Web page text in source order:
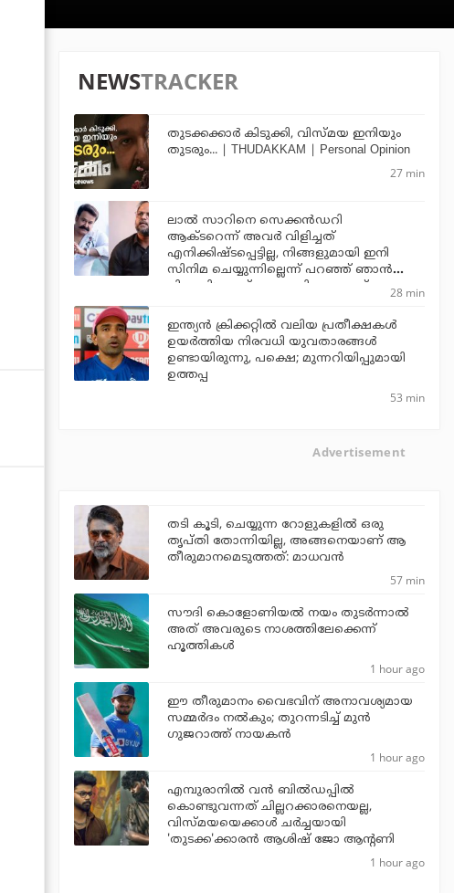
NEWSTRACKER
തുടക്കക്കാര്‍ കിടുക്കി, വിസ്മയ ഇനിയും
തുടരും... | THUDAKKAM | Personal Opinion
27 min
ലാല്‍ സാറിനെ സെക്കന്‍ഡറി
ആക്ടറെന്ന് അവര്‍ വിളിച്ചത്
എനിക്കിഷ്ടപ്പെട്ടില്ല, നിങ്ങളുമായി ഇനി
സിനിമ ചെയ്യുന്നില്ലെന്ന് പറഞ്ഞ് ഞാന്‍
പിന്മാറി: ജൂഡ് ആന്തണി ജോസഫ്
28 min
ഇന്ത്യന്‍ ക്രിക്കറ്റില്‍ വലിയ പ്രതീക്ഷകള്‍
ഉയര്‍ത്തിയ നിരവധി യുവതാരങ്ങള്‍
ഉണ്ടായിരുന്നു, പക്ഷെ; മുന്നറിയിപ്പുമായി
ഉത്തപ്പ
53 min
Advertisement
തടി കൂടി, ചെയ്യുന്ന റോളുകളില്‍ ഒരു
തൃപ്തി തോന്നിയില്ല, അങ്ങനെയാണ് ആ
തീരുമാനമെടുത്തത്: മാധവന്‍
57 min
സൗദി കൊളോണിയല്‍ നയം തുടര്‍ന്നാല്‍
അത് അവരുടെ നാശത്തിലേക്കെന്ന്
ഹൂത്തികള്‍
1 hour ago
ഈ തീരുമാനം വൈഭവിന് അനാവശ്യമായ
സമ്മര്‍ദം നല്‍കും; തുറന്നടിച്ച് മുന്‍
ഗുജറാത്ത് നായകന്‍
1 hour ago
എമ്പുരാനില്‍ വന്‍ ബില്‍ഡപ്പില്‍
കൊണ്ടുവന്നത് ചില്ലറക്കാരനെയല്ല,
വിസ്മയയെക്കാള്‍ ചര്‍ച്ചയായി
'തുടക്ക'ക്കാരന്‍ ആശിഷ് ജോ ആന്റണി
1 hour ago